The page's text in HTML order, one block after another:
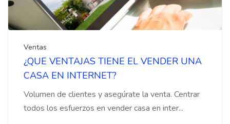
Ventas
¿QUE VENTAJAS TIENE EL VENDER UNA
CASA EN INTERNET?
Volumen de clientes y asegúrate la venta. Centrar
todos los esfuerzos en vender casa en inter...